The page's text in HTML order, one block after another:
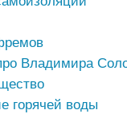
Владимира
горячей воды